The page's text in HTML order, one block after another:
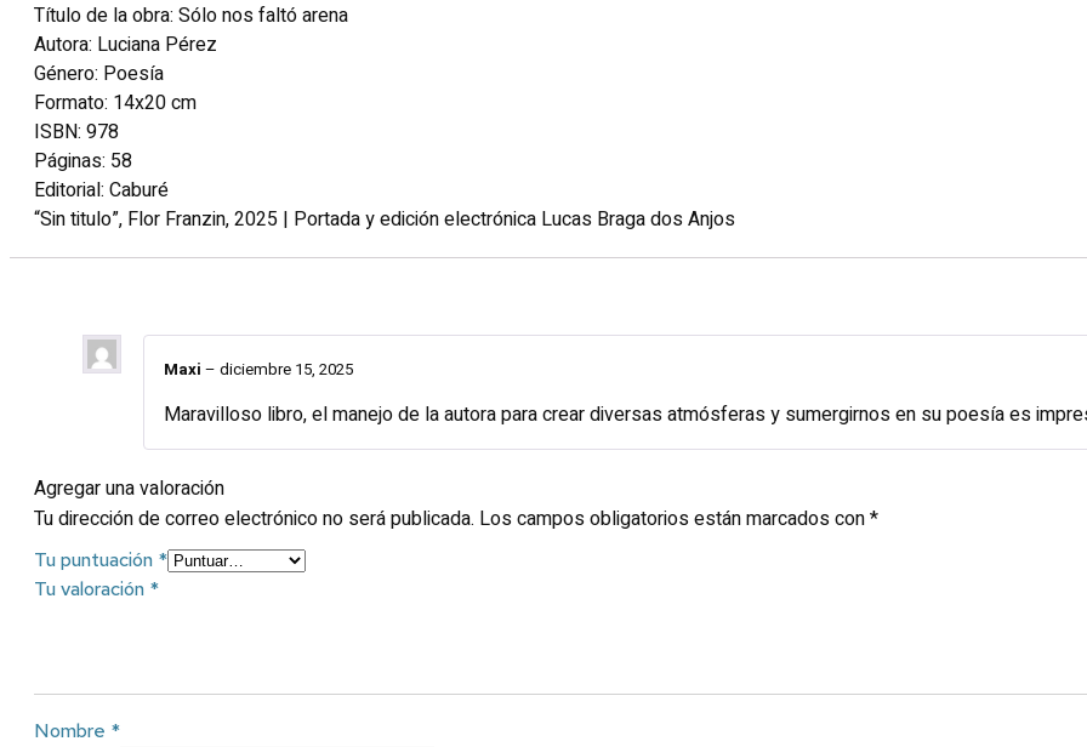
Título de la obra: Sólo nos faltó arena
Autora: Luciana Pérez
Género: Poesía
Formato: 14x20 cm
ISBN: 978
Páginas: 58
Editorial: Caburé
“Sin titulo”, Flor Franzin, 2025 | Portada y edición electrónica Lucas Braga dos Anjos
Maxi – diciembre 15, 2025
Maravilloso libro, el manejo de la autora para crear diversas atmósferas y sumergirnos en su poesía es
Agregar una valoración
Tu dirección de correo electrónico no será publicada. Los campos obligatorios están marcados con*
Tu puntuación *
Tu valoración *
Nombre *